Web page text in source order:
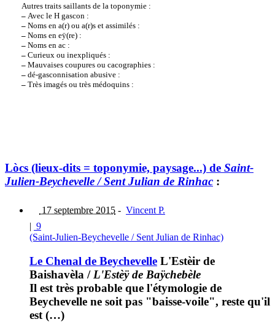
Autres traits saillants de la toponymie :
–Avec le H gascon :
–Noms en a(r) ou a(r)s et assimilés :
–Noms en eÿ(re) :
–Noms en ac :
–Curieux ou inexpliqués :
–Mauvaises coupures ou cacographies :
–dé-gasconnisation abusive :
–Très imagés ou très médoquins :
Lòcs (lieux-dits = toponymie, paysage...) de Saint-
Julien-Beychevelle / Sent Julian de Rinhac :
17 septembre 2015 - Vincent P.
| 9
(Saint-Julien-Beychevelle / Sent Julian de Rinhac)
Le Chenal de Beychevelle L'Estèir de
Baishavèla / L'Estèÿ de Baÿchebèle
Il est très probable que l'étymologie de
Beychevelle ne soit pas "baisse-voile", reste qu'il
est (…)